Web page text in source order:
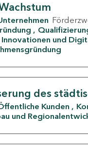
Innovationen und
des
Kunden
und